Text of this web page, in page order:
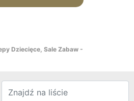
Dziecięce, Sale Zabaw -